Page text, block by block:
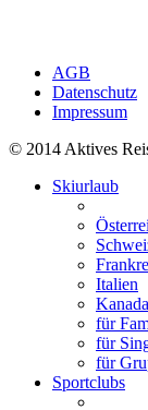
AGB
Datenschutz
Impressum
© 2014 Aktives
Skiurlaub
Italien
Kanada
für
für
für
Sportclubs